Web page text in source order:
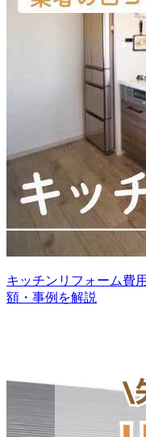
キッチンリフォーム費
額・事例を解説